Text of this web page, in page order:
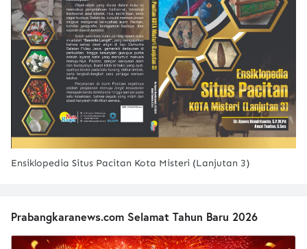
Ensiklopedia Situs Pacitan Kota Misteri (Lanjutan 3)
Prabangkaranews.com Selamat Tahun Baru 2026